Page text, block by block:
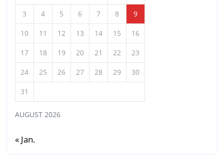
AUGUST 2026
3 4 5 6 7 8 9
10 11 12 13 14 15 16
17 18 19 20 21 22 23
24 25 26 27 28 29 30
31
« Jan.